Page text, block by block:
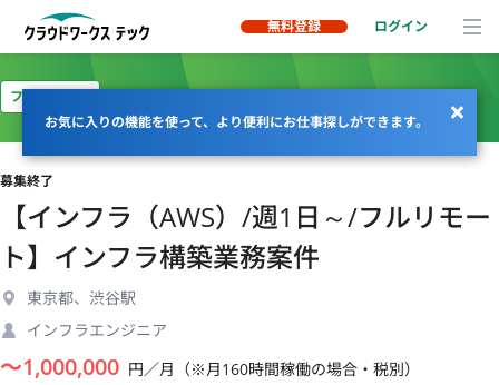
無料登録 ログイン
お気に入りの機能を使って、より便利にお仕事探しができます。
フルリモート
募集終了
【インフラ（AWS）/週1日～/フルリモー
ト】インフラ構築業務案件
東京都、渋谷駅
インフラエンジニア
〜1,000,000 円／月（※月160時間稼働の場合・税別）